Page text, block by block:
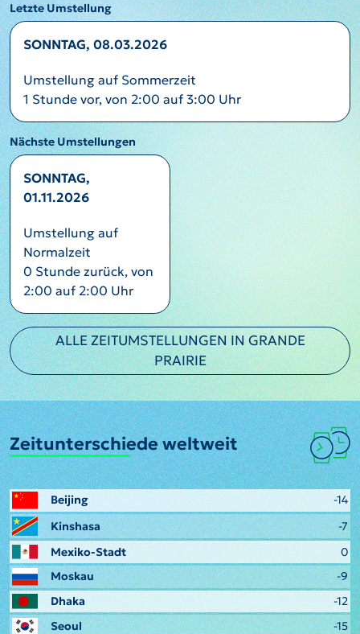
Letzte Umstellung
SONNTAG, 08.03.2026
Umstellung auf Sommerzeit
1 Stunde vor, von 2:00 auf 3:00 Uhr
Nächste Umstellungen
SONNTAG,
01.11.2026
Umstellung auf
Normalzeit
0 Stunde zurück, von
2:00 auf 2:00 Uhr
ALLE ZEITUMSTELLUNGEN IN GRANDE
PRAIRIE
Zeitunterschiede weltweit
Beijing
-14
Kinshasa
-7
Mexiko-Stadt
0
Moskau
-9
Dhaka
-12
Seoul
-15